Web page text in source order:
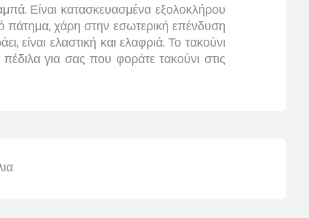
Είναι κατασκευασμένα εξολοκλήρου
πάτημα, χάρη στην εσωτερική επένδυση
είναι ελαστική και ελαφριά. Το τακούνι
για σας που φοράτε τακούνι στις